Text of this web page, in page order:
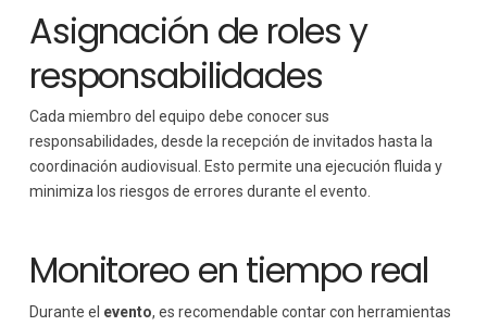
Asignación de roles y
responsabilidades
Cada miembro del equipo debe conocer sus
responsabilidades, desde la recepción de invitados hasta la
coordinación audiovisual. Esto permite una ejecución fluida y
minimiza los riesgos de errores durante el evento.
Monitoreo en tiempo real
Durante el evento, es recomendable contar con herramientas